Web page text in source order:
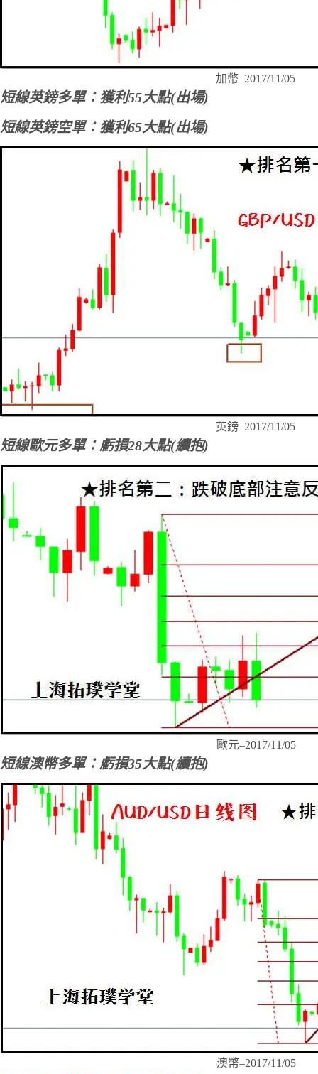
加幣–2017/11/05
短線英鎊多單：獲利55大點(出場)
短線英鎊空單：獲利65大點(出場)
英鎊–2017/11/05
短線歐元多單：虧損28大點(續抱)
歐元–2017/11/05
短線澳幣多單：虧損35大點(續抱)
澳幣–2017/11/05